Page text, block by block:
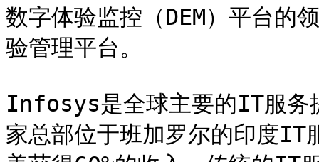
数字体验监控（DEM）平台的
验管理平台。
Infosys是全球主要的IT服务
家总部位于班加罗尔的印度IT